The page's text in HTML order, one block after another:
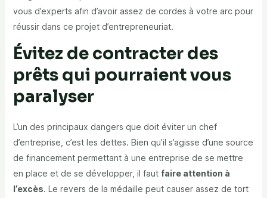
vous d’experts afin d’avoir assez de cordes à votre arc pour
réussir dans ce projet d’entrepreneuriat.
Évitez de contracter des
prêts qui pourraient vous
paralyser
L’un des principaux dangers que doit éviter un chef
d’entreprise, c’est les dettes. Bien qu’il s’agisse d’une source
de financement permettant à une entreprise de se mettre
en place et de se développer, il faut faire attention à
l’excès. Le revers de la médaille peut causer assez de tort